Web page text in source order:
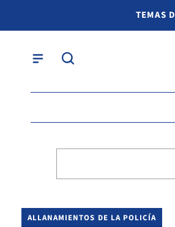
TEMAS
ALLANAMIENTOS DE LA POLICÍA